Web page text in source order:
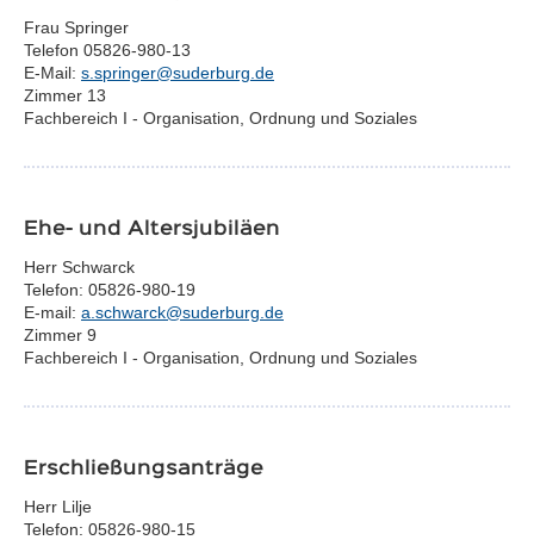
Frau Springer
Telefon 05826-980-13
E-Mail: s.springer@suderburg.de
Zimmer 13
Fachbereich I - Organisation, Ordnung und Soziales
Ehe- und Altersjubiläen
Herr Schwarck
Telefon: 05826-980-19
E-mail: a.schwarck@suderburg.de
Zimmer 9
Fachbereich I - Organisation, Ordnung und Soziales
Erschließungsanträge
Herr Lilje
Telefon: 05826-980-15